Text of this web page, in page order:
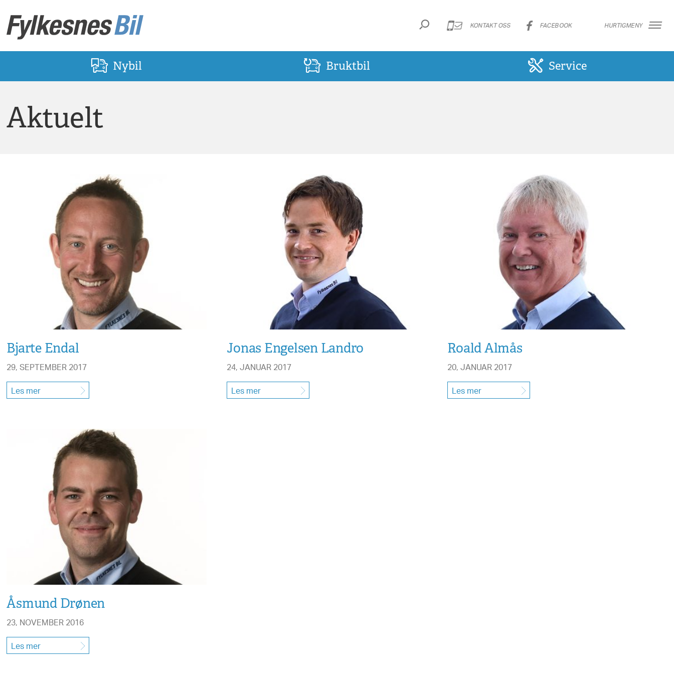
KONTAKT OSS FACEBOOK HURTIGMENY
Nybil Bruktbil Service
Aktuelt
Bjarte Endal
29, SEPTEMBER 2017
Les mer
Jonas Engelsen Landro
24, JANUAR 2017
Les mer
Roald Almås
20, JANUAR 2017
Les mer
Åsmund Drønen
23, NOVEMBER 2016
Les mer